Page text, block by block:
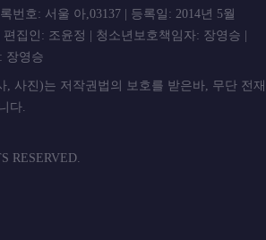
번호: 서울 아,03137 | 등록일: 2014년 5월
집인: 조윤정 | 청소년보호책임자: 장영승 |
장영승
, 사진)는 저작권법의 보호를 받은바, 무단 전
포 등을 금합니
RESERVED.